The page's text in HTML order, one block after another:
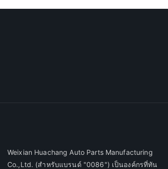
Weixian Huachang Auto Parts Manufacturing
Co.,Ltd. (สำหรับแบรนด์ "0086") เป็นองค์กรที่ทัน